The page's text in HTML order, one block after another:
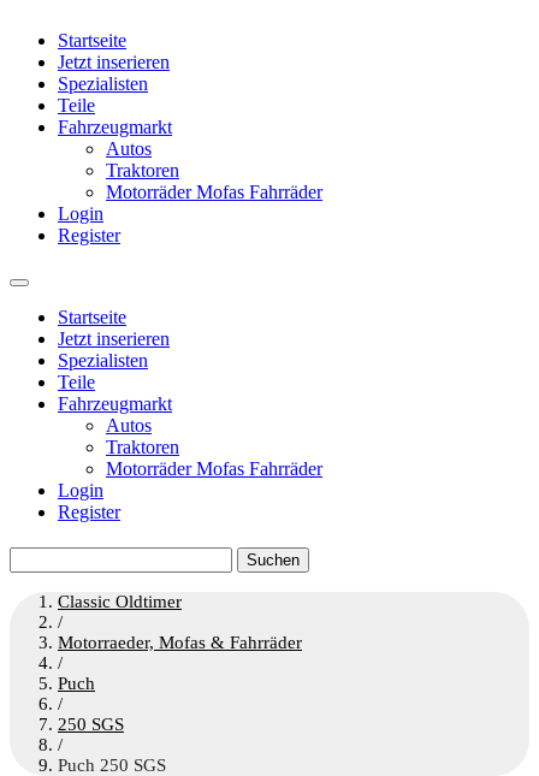
Startseite
Jetzt inserieren
Spezialisten
Teile
Fahrzeugmarkt
Autos
Traktoren
Motorräder Mofas Fahrräder
Login
Register
Startseite
Jetzt inserieren
Spezialisten
Teile
Fahrzeugmarkt
Autos
Traktoren
Motorräder Mofas Fahrräder
Login
Register
nach:
Classic Oldtimer
/
Motorraeder, Mofas & Fahrräder
/
Puch
/
250 SGS
/
Puch 250 SGS